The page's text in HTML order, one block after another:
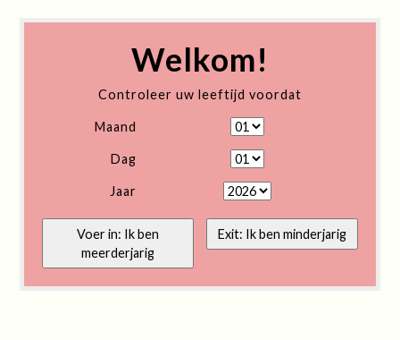
Welkom!
Controleer uw leeftijd voordat
Maand
Dag
Jaar